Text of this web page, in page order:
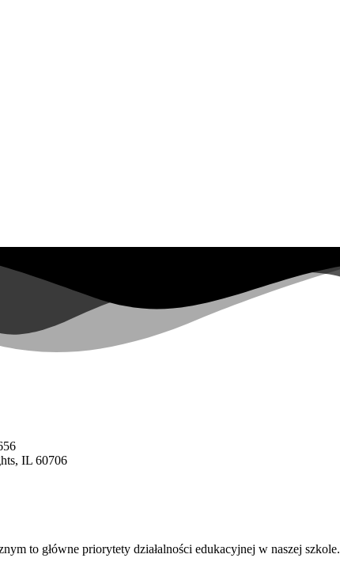
IL 60706
to główne priorytety działalności edukacyjnej w naszej szkole.